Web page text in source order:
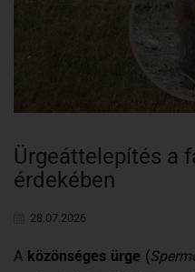
Ürgeáttelepítés a
érdekében
28.07.2026
A közönséges ürge (